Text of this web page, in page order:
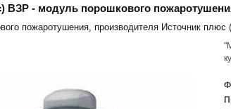
ВЗР - модуль порошкового
пожаротушения, производителя Источник плюс